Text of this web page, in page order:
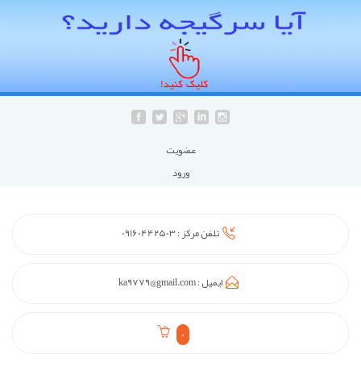
عضويت
ورود
تلفن مرکز :09160442503
ایمیل :ka9779@gmail.com
0